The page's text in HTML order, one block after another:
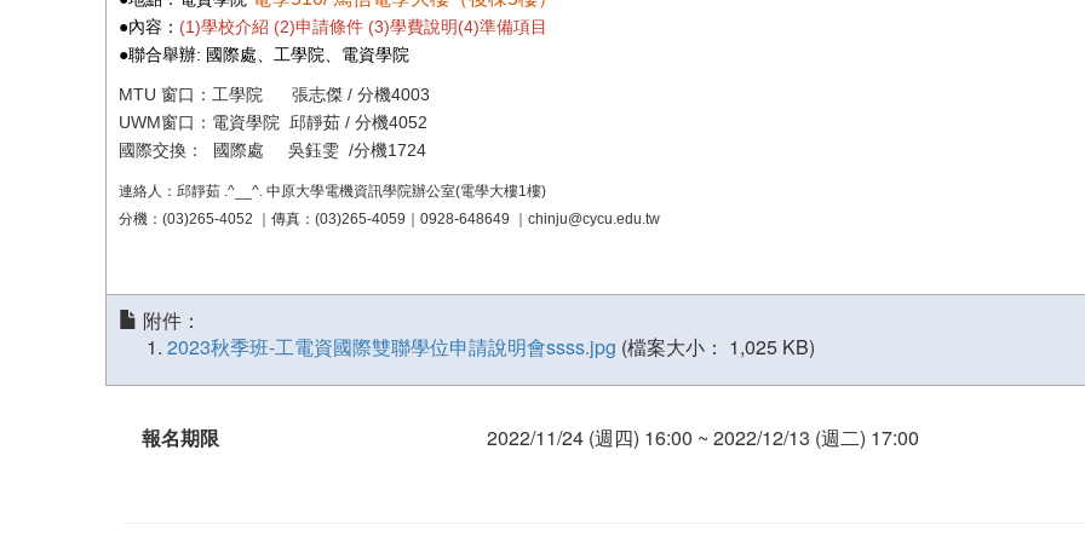
●內容： (1)學校介紹 (2)申請條件 (3)學費說明(4)準備項目
●聯合舉辦: 國際處、工學院、電資學院
MTU 窗口：工學院 張志傑 / 分機4003
UWM窗口：電資學院 邱靜茹 / 分機4052
國際交換： 國際處 吳鈺雯 /分機1724
連絡人：邱靜茹 .^__^. 中原大學電機資訊學院辦公室(電學大樓1樓)
分機：(03)265-4052 ｜傳真：(03)265-4059｜0928-648649 ｜chinju@cycu.edu.tw
附件：
2023秋季班-工電資國際雙聯學位申請說明會ssss.jpg (檔案大小： 1,025 KB)
報名期限 2022/11/24 (週四) 16:00 ~ 2022/12/13 (週二) 17:00